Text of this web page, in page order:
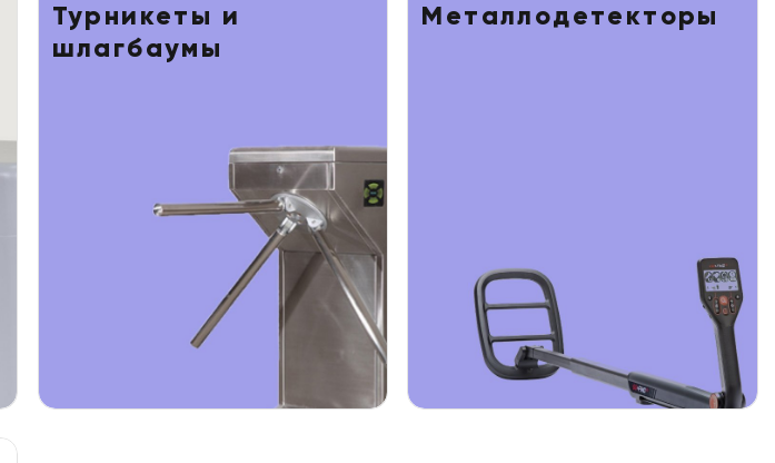
Турникеты и
шлагбаумы
Металлодетекторы